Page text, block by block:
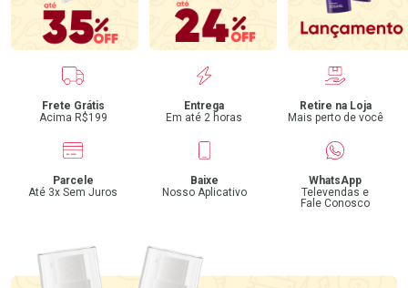
Benefícios
Frete Grátis
Acima R$199
Entrega
Em até 2 horas
Retire na Loja
Mais perto de você
Parcele
Até 3x Sem Juros
Baixe
Nosso Aplicativo
WhatsApp
Televendas e
Fale Conosco